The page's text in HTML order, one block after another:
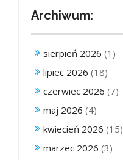
Archiwum:
sierpień 2026 (1)
lipiec 2026 (18)
czerwiec 2026 (7)
maj 2026 (4)
kwiecień 2026 (15)
marzec 2026 (3)